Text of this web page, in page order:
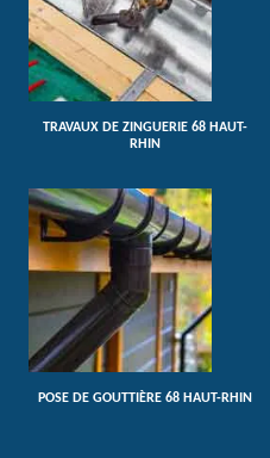
TRAVAUX DE ZINGUERIE 68 HAUT-
RHIN
POSE DE GOUTTIÈRE 68 HAUT-RHIN